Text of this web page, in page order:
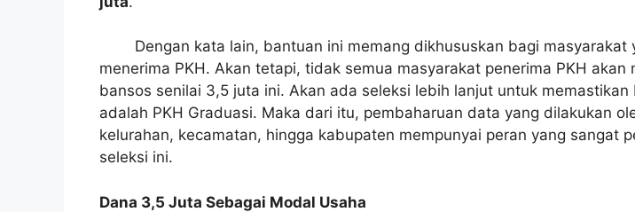
Dengan kata lain, bantuan ini memang dikhususkan bagi masyarakat
menerima PKH. Akan tetapi, tidak semua masyarakat penerima PKH akan
bansos senilai 3,5 juta ini. Akan ada seleksi lebih lanjut untuk memastikan
adalah PKH Graduasi. Maka dari itu, pembaharuan data yang dilakukan
kelurahan, kecamatan, hingga kabupaten mempunyai peran yang sangat
seleksi ini.
Dana 3,5 Juta Sebagai Modal Usaha